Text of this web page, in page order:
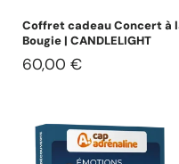
Coffret cadeau Concert à
Bougie | CANDLELIGHT
60,00 €